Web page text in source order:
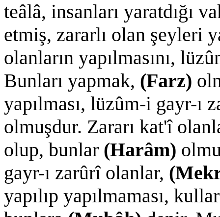
teâlâ, insanları yaratdığı
etmiş, zararlı olan şeyleri
olanların yapılmasını,
Bunları yapmak, (Farz)
yapılması, lüzûm-i gayr-ı
olmuşdur. Zararı kat'î
olup, bunlar (Harâm)
gayr-ı zarûrî olanlar,
yapılıp yapılmaması,